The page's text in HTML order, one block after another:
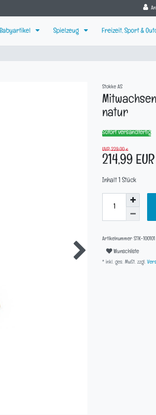
Babyartikel Spielzeug Freizeit, Sport &
Stokke AS
natur
Sofort versandfertig
UVP 229,00 €
214,99 EUR
Inhalt Stück
Artikelnummer STK-100101
Wunschliste
* inkl. ges. MwSt. zzgl.